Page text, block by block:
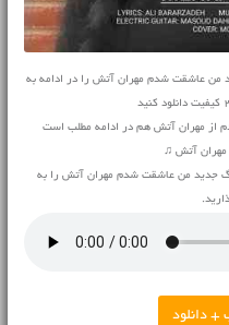
من عاشقت شدم مهران آتش را در ادامه به
از مهران آتش هم در ادامه مطلب است
مهران آتش ♫
جدید من عاشقت شدم مهران آتش را به
+ دانلود